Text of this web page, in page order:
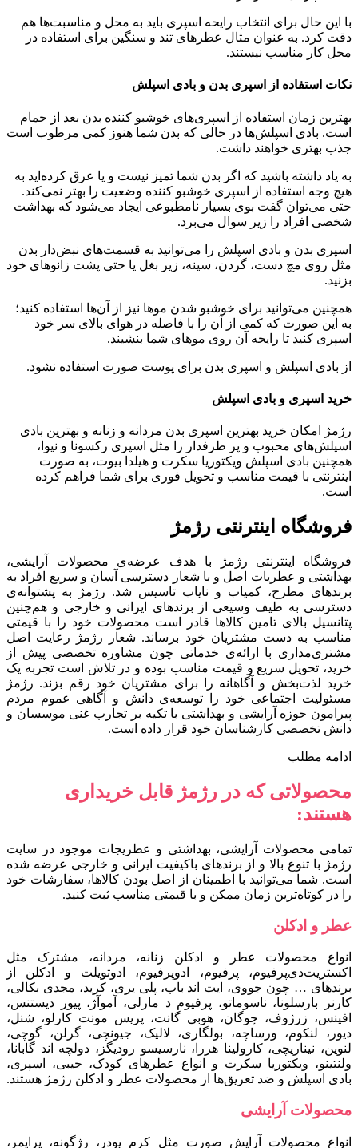
با این حال برای انتخاب رایحه اسپری باید به محل و مناسبت‌ها هم
دقت کرد. به عنوان مثال عطرهای تند و سنگین برای استفاده در
محل کار مناسب نیستند.
نکات استفاده از اسپری بدن و بادی اسپلش
بهترین زمان استفاده از اسپری‌های خوشبو کننده بدن بعد از حمام
است. بادی اسپلش‌ها در حالی که بدن شما هنوز کمی مرطوب است
جذب بهتری خواهند داشت.
به یاد داشته باشید که اگر بدن شما تمیز نیست و یا عرق کرده‌اید به
هیچ وجه استفاده از اسپری خوشبو کننده وضعیت را بهتر نمی‌کند.
حتی می‌توان گفت بوی بسیار نامطبوعی ایجاد می‌شود که بهداشت
شخصی افراد را زیر سوال می‌برد.
اسپری بدن و بادی اسپلش را می‌توانید به قسمت‌های نبض‌دار بدن
مثل روی مچ دست، گردن، سینه، زیر بغل یا حتی پشت زانوهای خود
بزنید.
همچنین می‌توانید برای خوشبو شدن موها نیز از آن‌ها استفاده کنید؛
به این صورت که کمی از آن را با فاصله در هوای بالای سر خود
اسپری کنید تا رایحه آن روی موهای شما بنشیند.
از بادی اسپلش و اسپری بدن برای پوست صورت استفاده نشود.
خرید اسپری و بادی اسپلش
رژمژ امکان خرید بهترین اسپری بدن مردانه و زنانه و بهترین بادی
اسپلش‌های محبوب و پر طرفدار را مثل اسپری رکسونا و نیوا،
همچنین بادی اسپلش ویکتوریا سکرت و هیلدا بیوت، به صورت
اینترنتی با قیمت مناسب و تحویل فوری برای شما فراهم کرده
است.
فروشگاه اینترنتی رژمژ​
فروشگاه اینترنتی رژمژ با هدف عرضه‌ی محصولات آرایشی،
بهداشتی و عطریات اصل و با شعار دسترسی آسان و سریع افراد به
برندهای مطرح، کمیاب و نایاب تاسیس شد. رژمژ به پشتوانه‌ی
دسترسی به طیف وسیعی از برندهای ایرانی و خارجی و هم‌چنین
پتانسیل بالای تامین کالاها قادر است محصولات خود را با قیمتی
مناسب به دست مشتریان خود برساند. شعار رژمژ رعایت اصل
مشتری‌مداری با ارائه‌ی خدماتی چون مشاوره تخصصی پیش از
خرید، تحویل سریع و قیمت مناسب بوده و در تلاش است تجربه یک
خرید لذت‌بخش و آگاهانه را برای مشتریان خود رقم بزند. رژمژ
مسئولیت اجتماعی خود را توسعه‌ی دانش و آگاهی عموم مردم
پیرامون حوزه آرایشی و بهداشتی با تکیه بر تجارب غنی موسسان و
دانش تخصصی کارشناسان خود قرار داده است.
ادامه مطلب
محصولاتی که در رژمژ قابل خریداری
هستند:
تمامی محصولات آرایشی، بهداشتی و عطریجات موجود در سایت
رژمژ با تنوع بالا و از برندهای باکیفیت ایرانی و خارجی عرضه شده
است. شما می‌توانید با اطمینان از اصل بودن کالاها، سفارشات خود
را در کوتاه‌ترین زمان ممکن و با قیمتی مناسب ثبت کنید.
عطر و ادکلن
انواع محصولات عطر و ادکلن زنانه، مردانه، مشترک مثل
اکستریت‌دی‌پرفیوم، پرفیوم، ادوپرفیوم، ادوتویلت و ادکلن از
برندهای … چون جووی، ایت اند باب، پلی یری، کرید، مجدی بکالی،
کارنر بارسلونا، ناسوماتو، پرفیوم د مارلی، آموآژ، پیور دیستنس،
افینس، زرژوف، چوگان، هوبی گانت، پریس مونت کارلو، شنل،
دیور، لنکوم، ورساچه، بولگاری، لالیک، جیونچی، گرلن، گوچی،
لنوین، نیناریچی، کارولینا هررا، نارسیسو رودیگز، دولچه اند گابانا،
ولنتینو، ویکتوریا سکرت و انواع عطرهای کودک، جیبی، اسپری،
بادی اسپلش و ضد تعریق‌ها از محصولات عطر و ادکلن رژمژ هستند.
محصولات آرایشی
انواع محصولات آرایش صورت مثل کرم پودر، رژگونه، پرایمر،